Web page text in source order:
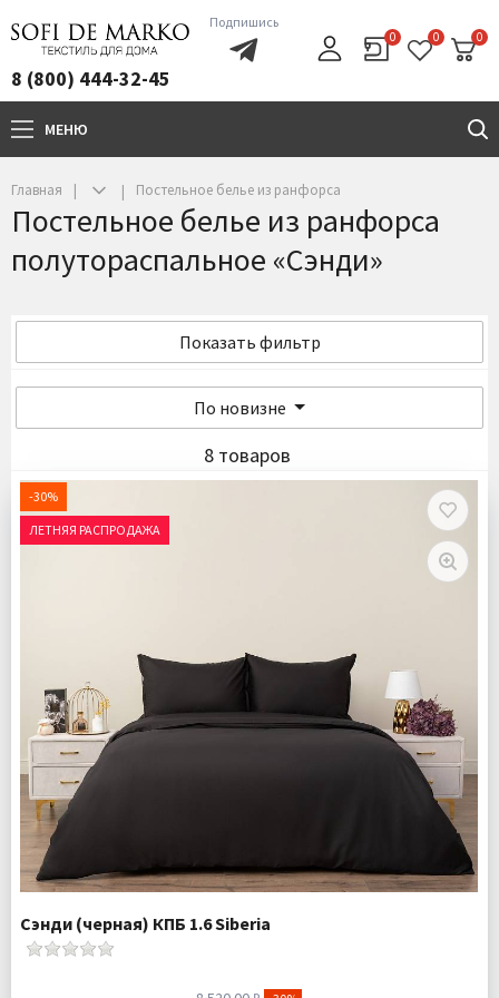
8 (800) 444-32-45
Подпишись
0 0 0
МЕНЮ
+7(800)444-32-45
Главная Постельное белье из ранфорса
Постельное белье из ранфорса
полутораспальное «Сэнди»
Показать фильтр
По новизне
8 товаров
-30%
ЛЕТНЯЯ РАСПРОДАЖА
Сэнди (черная) КПБ 1.6 Siberia